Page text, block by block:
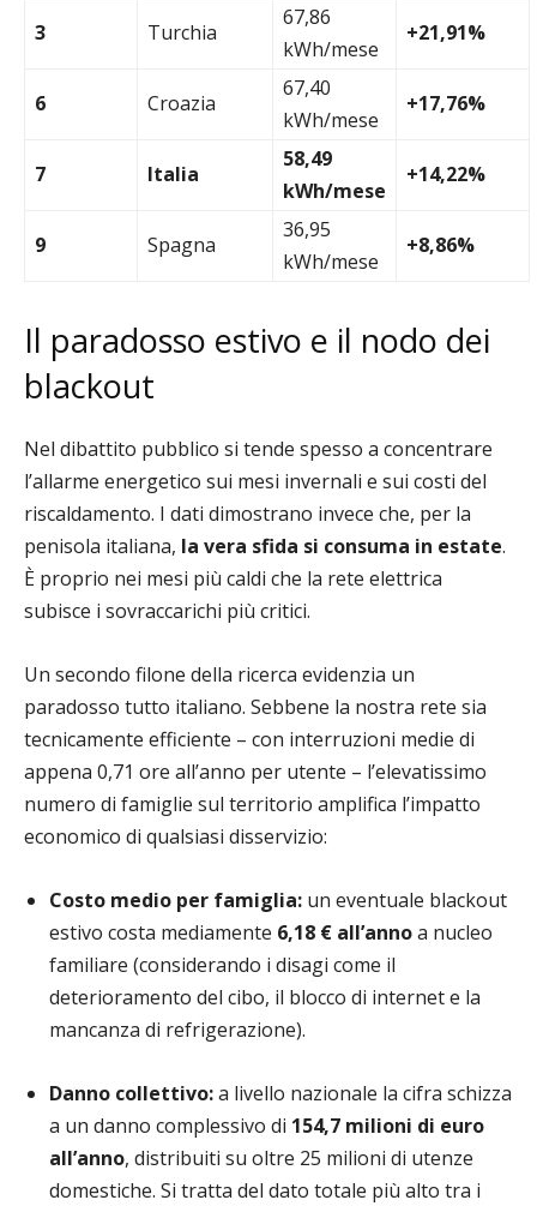
3 Turchia
67,86
kWh/mese
+21,91%
6 Croazia
67,40
kWh/mese
+17,76%
7 Italia
58,49
kWh/mese
+14,22%
9 Spagna
36,95
kWh/mese
+8,86%
Il paradosso estivo e il nodo dei
blackout
Nel dibattito pubblico si tende spesso a concentrare
l’allarme energetico sui mesi invernali e sui costi del
riscaldamento. I dati dimostrano invece che, per la
penisola italiana, la vera sfida si consuma in estate.
È proprio nei mesi più caldi che la rete elettrica
subisce i sovraccarichi più critici.
Un secondo filone della ricerca evidenzia un
paradosso tutto italiano. Sebbene la nostra rete sia
tecnicamente efficiente – con interruzioni medie di
appena 0,71 ore all’anno per utente – l’elevatissimo
numero di famiglie sul territorio amplifica l’impatto
economico di qualsiasi disservizio:
Costo medio per famiglia: un eventuale blackout
estivo costa mediamente 6,18 € all’annoa nucleo
familiare (considerando i disagi come il
deterioramento del cibo, il blocco di internet e la
mancanza di refrigerazione).
Danno collettivo:a livello nazionale la cifra schizza
a un danno complessivo di 154,7 milioni di euro
all’anno, distribuiti su oltre 25 milioni di utenze
domestiche. Si tratta del dato totale più alto tra i